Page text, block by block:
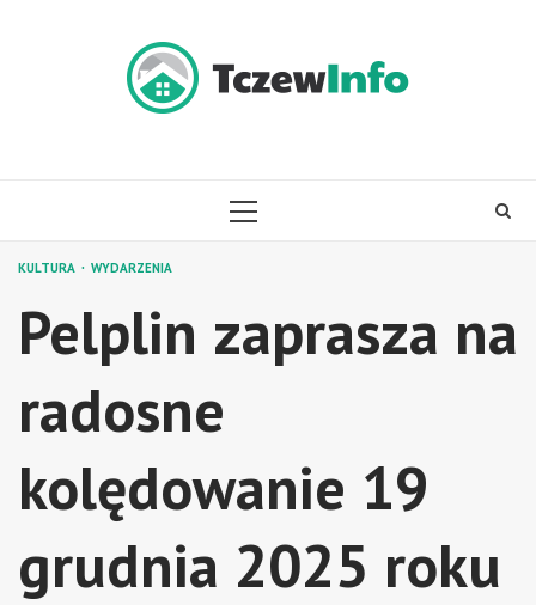
PRIMARY
KULTURA WYDARZENIA
Pelplin zaprasza na
radosne
kolędowanie 19
grudnia 2025 roku